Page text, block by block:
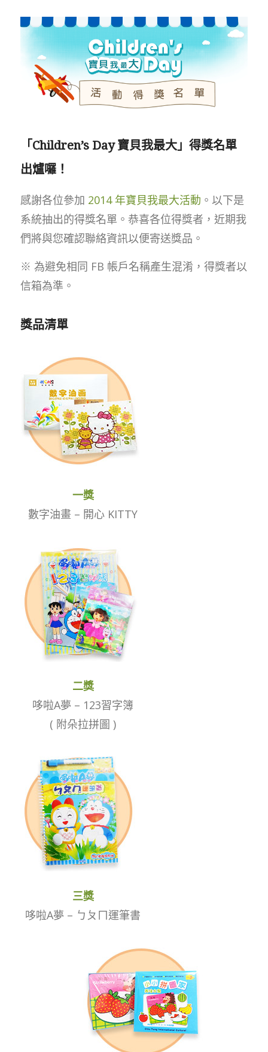
「Children’s Day 寶貝我最大」得獎名單
出爐囉！
感謝各位參加 2014 年寶貝我最大活動 。以下是
系統抽出的得獎名單。恭喜各位得獎者，近期我
們將與您確認聯絡資訊以便寄送獎品。
※ 為避免相同 FB 帳戶名稱產生混淆，得獎者以
信箱為準。
獎品清單
一獎
數字油畫 – 開心 KITTY
二獎
哆啦A夢 – 123習字簿
( 附朵拉拼圖 )
三獎
哆啦A夢 – ㄅㄆㄇ運筆書